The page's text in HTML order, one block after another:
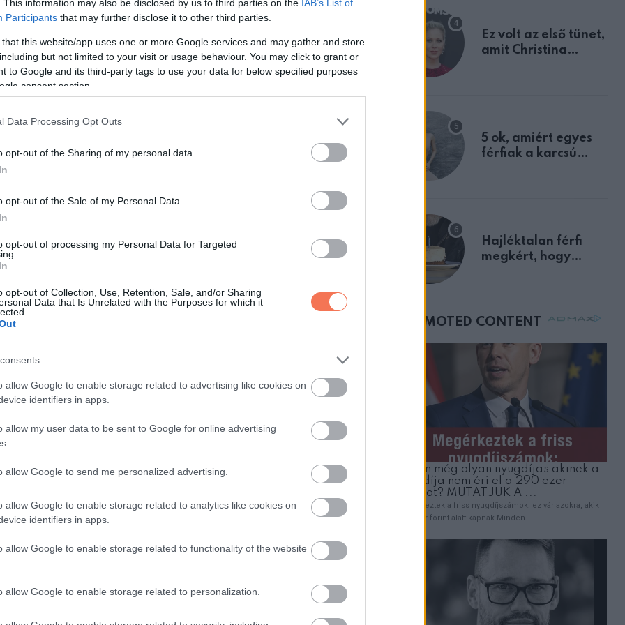
This information may also be disclosed by us to third parties on the IAB’s List of
Participants that may further disclose it to other third parties.
that this website/app uses one or more Google services and may gather and store
but not limited to your visit or usage behaviour. You may click to grant or
to Google and its third-party tags to use your data for below specified purposes
consent section.
Data Processing Opt Outs
opt-out of the Sharing of my personal data.
opt-out of the Sale of my Personal Data.
opt-out of processing my Personal Data for Targeted
opt-out of Collection, Use, Retention, Sale, and/or Sharing
Data that Is Unrelated with the Purposes for which it
allow Google to enable storage related to advertising like cookies on
identifiers in apps.
allow my user data to be sent to Google for online advertising
allow Google to send me personalized advertising.
allow Google to enable storage related to analytics like cookies on
identifiers in apps.
allow Google to enable storage related to functionality of the website
allow Google to enable storage related to personalization.
kapcsolatainak köszönhetően, ami jól fog majd jönni a munkája terén és
vissza nekik. Ne hunyászkodjon meg előttük, máskülönben később
Könyörületnek nincs helye, a felesleges holmiknak távozniuk kell a
a problémát, akkor talán megúszhatja a foghúzást. Ne féljen
után gördítesz lejjebb!
Ez mindenkivel megesik, hiszen emberek vagyunk. Arra
szerezzen feleslegesen ellenségeket magának. Használjon egy naplót
alkalmat kínál, ha némi társadalmi életet él. Találkozzon a barátaival
mert eltarthat még egy ideig mire sikerül végeznie vele.
rászolgált erre. Keményen megdolgozott mindenért.
után gördítesz lejjebb!
áll elő, azonban nem jut el a megvalósításukig? Ez mostantól meg fog
így nyugodtan belevághat bármilyen ötlete életre keltésébe.
az igazság fáj elsőre, de később a hazugságok – még ha kegyes
Ez volt az első tünet,
amit Christina
5 ok, amiért egyes
férfiak a karcsú
Hajléktalan férfi
megkért, hogy
mellettem ült az első